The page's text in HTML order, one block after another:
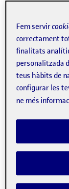
projectes amb
coordina el
nova
participa en
els horts
“La
centres
tercer
Fem servir
correctament
finalitats
personalitzada
teus hàbits de
configurar les
ne més